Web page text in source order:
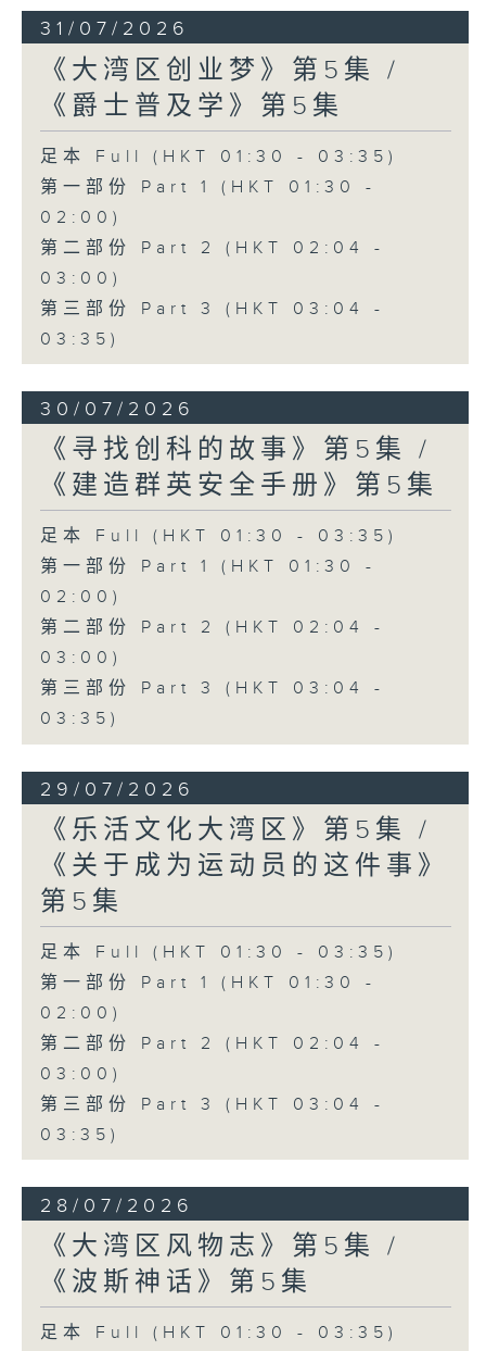
31/07/2026
《大湾区创业梦》第5集 /
《爵士普及学》第5集
足本 Full (HKT 01:30 - 03:35)
第一部份 Part 1 (HKT 01:30 -
02:00)
第二部份 Part 2 (HKT 02:04 -
03:00)
第三部份 Part 3 (HKT 03:04 -
03:35)
30/07/2026
《寻找创科的故事》第5集 /
《建造群英安全手册》第5集
足本 Full (HKT 01:30 - 03:35)
第一部份 Part 1 (HKT 01:30 -
02:00)
第二部份 Part 2 (HKT 02:04 -
03:00)
第三部份 Part 3 (HKT 03:04 -
03:35)
29/07/2026
《乐活文化大湾区》第5集 /
《关于成为运动员的这件事》
第5集
足本 Full (HKT 01:30 - 03:35)
第一部份 Part 1 (HKT 01:30 -
02:00)
第二部份 Part 2 (HKT 02:04 -
03:00)
第三部份 Part 3 (HKT 03:04 -
03:35)
28/07/2026
《大湾区风物志》第5集 /
《波斯神话》第5集
足本 Full (HKT 01:30 - 03:35)